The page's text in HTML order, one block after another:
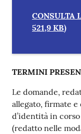
CONSULTA
521,9 KB)
TERMINI
Le domande,
allegato, firmate
d’identità in
(redatto nelle